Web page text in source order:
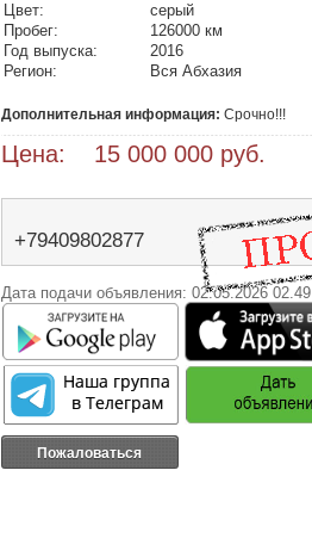
Цвет:
серый
Пробег:
126000 км
Год выпуска:
2016
Регион:
Вся Абхазия
Дополнительная информация: Срочно!!!
Цена: 15 000 000 руб.
+79409802877
Дата подачи объявления: 02.05.2026 02.49
Пожаловаться